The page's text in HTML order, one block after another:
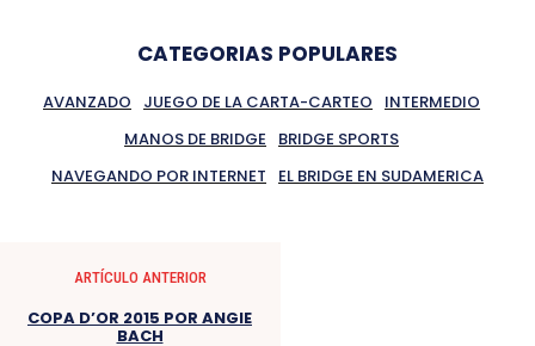
CATEGORIAS POPULARES
AVANZADO JUEGO DE LA CARTA-CARTEO
INTERMEDIO
MANOS DE BRIDGE
BRIDGE SPORTS
NAVEGANDO POR INTERNET
EL BRIDGE EN SUDAMERICA
ARTÍCULO ANTERIOR
COPA D’OR 2015 POR ANGIE
BACH